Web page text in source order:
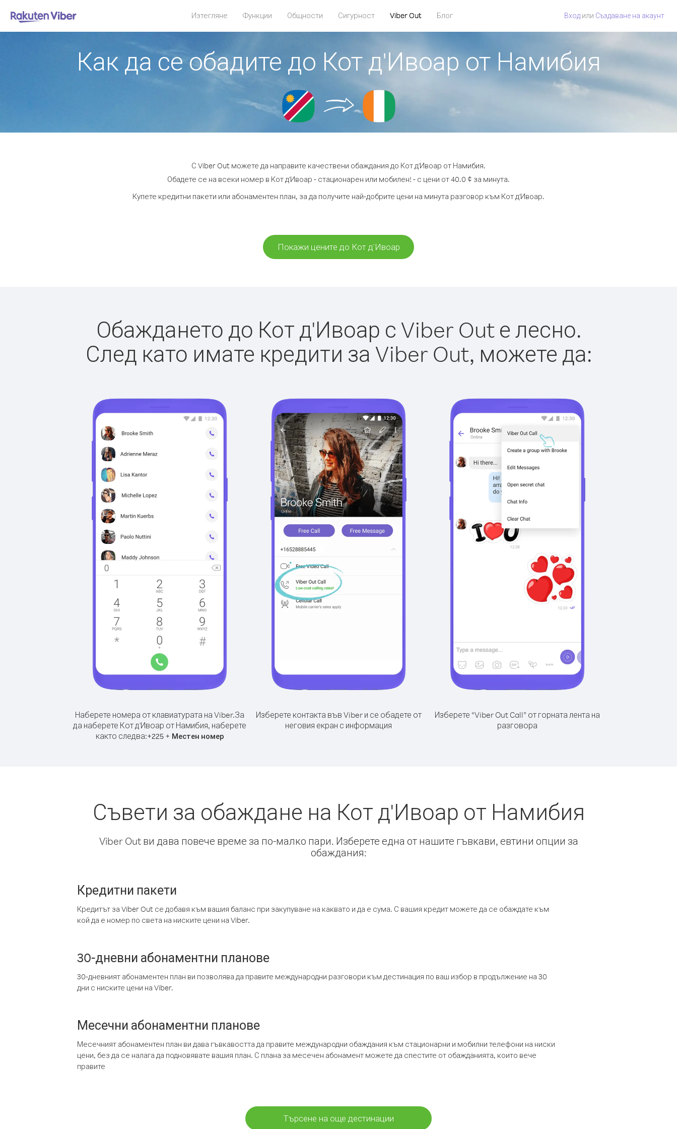
Изтегляне Функции Общности Сигурност Viber Out Блог Вход или Създаване на акаунт
Как да се обадите до Кот д'Ивоар от Намибия
С Viber Out можете да направите качествени обаждания до Кот д'Ивоар от Намибия.
Обадете се на всеки номер в Кот д'Ивоар - стационарен или мобилен! - с цени от 40.0 ¢ за минута.
Купете кредитни пакети или абонаментен план, за да получите най-добрите цени на минута разговор към Кот д'Ивоар.
Покажи цените до Кот д'Ивоар
Обаждането до Кот д'Ивоар с Viber Out е лесно.
След като имате кредити за Viber Out, можете да:
Наберете номера от клавиатурата на Viber.За
да наберете Кот д'Ивоар от Намибия, наберете
както следва:+225+ Местен номер
Изберете контакта във Viber и се обадете от
неговия екран с информация
Изберете “Viber Out Call” от горната лента на
разговора
Съвети за обаждане на Кот д'Ивоар от Намибия
Viber Out ви дава повече време за по-малко пари. Изберете една от нашите гъвкави, евтини опции за
обаждания:
Кредитни пакети
Кредитът за Viber Out се добавя към вашия баланс при закупуване на каквато и да е сума. С вашия кредит можете да се обаждате към
кой да е номер по света на ниските цени на Viber.
30-дневни абонаментни планове
30-дневният абонаментен план ви позволява да правите международни разговори към дестинация по ваш избор в продължение на 30
дни с ниските цени на Viber.
Месечни абонаментни планове
Месечният абонаментен план ви дава гъвкавостта да правите международни обаждания към стационарни и мобилни телефони на ниски
цени, без да се налага да подновявате вашия план. С плана за месечен абонамент можете да спестите от обажданията, които вече
правите
Търсене на още дестинации